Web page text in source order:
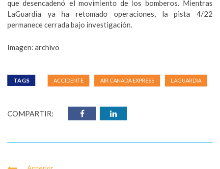
que desencadenó el movimiento de los bomberos. Mientras
LaGuardia ya ha retomado operaciones, la pista 4/22
permanece cerrada bajo investigación.
Imagen: archivo
TAGS ACCIDENTE AIR CANADA EXPRESS LAGUARDIA
COMPARTIR: